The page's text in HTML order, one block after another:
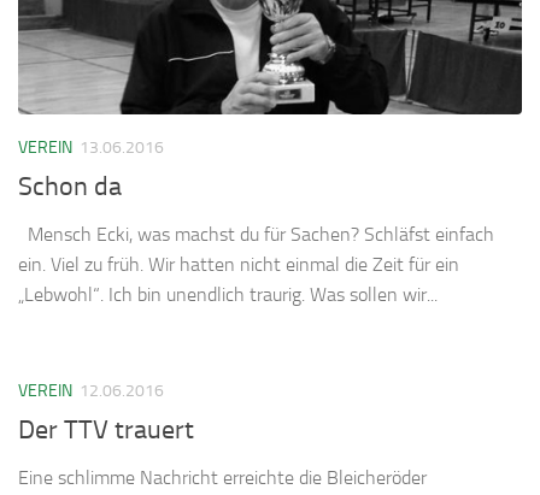
VEREIN 13.06.2016
Schon da
Mensch Ecki, was machst du für Sachen? Schläfst einfach
ein. Viel zu früh. Wir hatten nicht einmal die Zeit für ein
„Lebwohl“. Ich bin unendlich traurig. Was sollen wir...
VEREIN 12.06.2016
Der TTV trauert
Eine schlimme Nachricht erreichte die Bleicheröder